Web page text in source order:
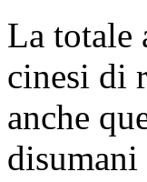
La totale
cinesi di
anche